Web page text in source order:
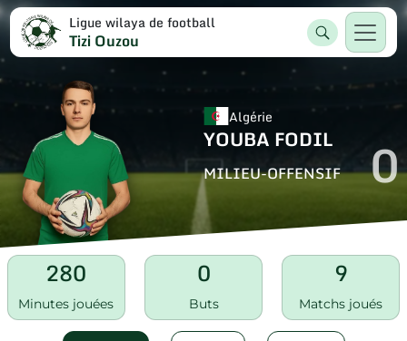
Ligue wilaya de football
Tizi Ouzou
Algérie
YOUBA FODIL
MILIEU-OFFENSIF 0
280
Minutes jouées
0
Buts
9
Matchs joués